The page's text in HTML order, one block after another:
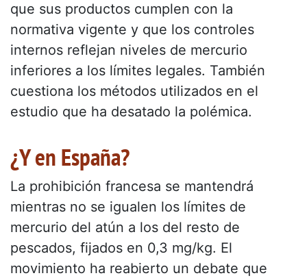
que sus productos cumplen con la
normativa vigente y que los controles
internos reflejan niveles de mercurio
inferiores a los límites legales. También
cuestiona los métodos utilizados en el
estudio que ha desatado la polémica.
¿Y en España?
La prohibición francesa se mantendrá
mientras no se igualen los límites de
mercurio del atún a los del resto de
pescados, fijados en 0,3 mg/kg. El
movimiento ha reabierto un debate que